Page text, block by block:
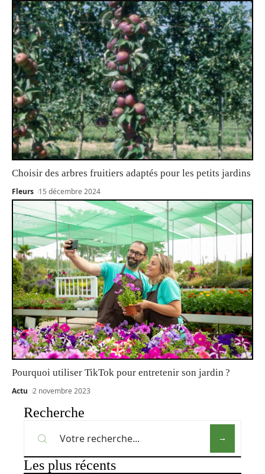
Choisir des arbres fruitiers adaptés pour les petits jardins
Fleurs 15 décembre 2024
Pourquoi utiliser TikTok pour entretenir son jardin ?
Actu 2 novembre 2023
Recherche
Les plus récents